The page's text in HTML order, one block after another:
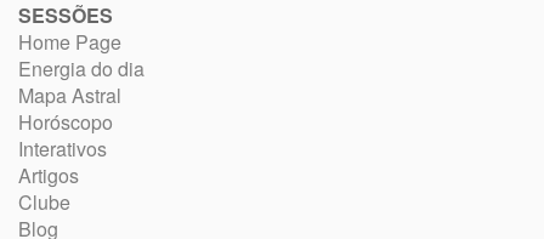
SESSÕES
Home Page
Energia do dia
Mapa Astral
Horóscopo
Interativos
Artigos
Clube
Blog